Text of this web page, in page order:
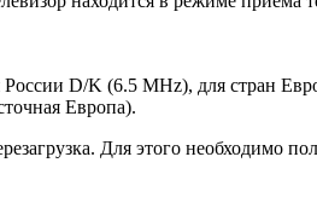
России D/K (6.5 MHz), для стран
Европа).
Для этого необходимо